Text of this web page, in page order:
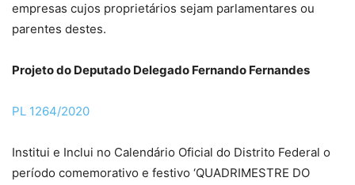
empresas cujos proprietários sejam parlamentares ou
parentes destes.
Projeto do Deputado Delegado Fernando Fernandes
PL 1264/2020
Institui e Inclui no Calendário Oficial do Distrito Federal o
período comemorativo e festivo ‘QUADRIMESTRE DO